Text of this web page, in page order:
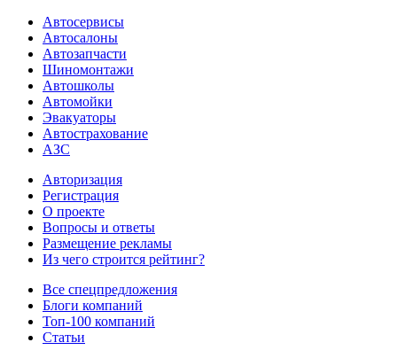
Автосервисы
Автосалоны
Автозапчасти
Шиномонтажи
Автошколы
Автомойки
Эвакуаторы
Автострахование
АЗС
Авторизация
Регистрация
О проекте
Вопросы и ответы
Размещение рекламы
Из чего строится рейтинг?
Все спецпредложения
Блоги компаний
Топ-100 компаний
Статьи